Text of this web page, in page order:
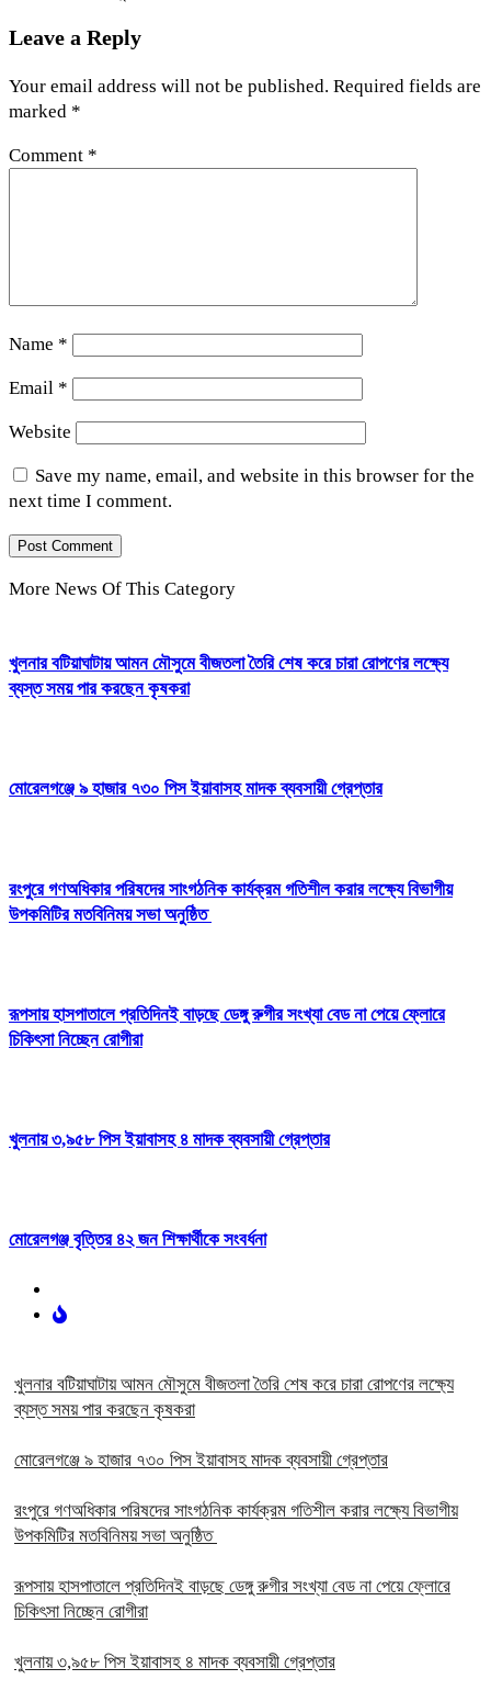
Leave a Reply
Your email address will not be published. Required fields are
marked *
Comment *
Name *
Email *
Website
Save my name, email, and website in this browser for the
next time I comment.
More News Of This Category
খুলনার বটিয়াঘাটায় আমন মৌসুমে বীজতলা তৈরি শেষ করে চারা রোপণের লক্ষ্যে
ব্যস্ত সময় পার করছেন কৃষকরা
মোরেলগঞ্জে ৯ হাজার ৭৩০ পিস ইয়াবাসহ মাদক ব্যবসায়ী গ্রেপ্তার
রংপুরে গণঅধিকার পরিষদের সাংগঠনিক কার্যক্রম গতিশীল করার লক্ষ্যে বিভাগীয়
উপকমিটির মতবিনিময় সভা অনুষ্ঠিত
রূপসায় হাসপাতালে প্রতিদিনই বাড়ছে ডেঙ্গু রুগীর সংখ্যা বেড না পেয়ে ফ্লোরে
চিকিৎসা নিচ্ছেন রোগীরা
খুলনায় ৩,৯৫৮ পিস ইয়াবাসহ ৪ মাদক ব্যবসায়ী গ্রেপ্তার
মোরেলগঞ্জ বৃত্তির ৪২ জন শিক্ষার্থীকে সংবর্ধনা
খুলনার বটিয়াঘাটায় আমন মৌসুমে বীজতলা তৈরি শেষ করে চারা রোপণের লক্ষ্যে
ব্যস্ত সময় পার করছেন কৃষকরা
মোরেলগঞ্জে ৯ হাজার ৭৩০ পিস ইয়াবাসহ মাদক ব্যবসায়ী গ্রেপ্তার
রংপুরে গণঅধিকার পরিষদের সাংগঠনিক কার্যক্রম গতিশীল করার লক্ষ্যে বিভাগীয়
উপকমিটির মতবিনিময় সভা অনুষ্ঠিত
রূপসায় হাসপাতালে প্রতিদিনই বাড়ছে ডেঙ্গু রুগীর সংখ্যা বেড না পেয়ে ফ্লোরে
চিকিৎসা নিচ্ছেন রোগীরা
খুলনায় ৩,৯৫৮ পিস ইয়াবাসহ ৪ মাদক ব্যবসায়ী গ্রেপ্তার